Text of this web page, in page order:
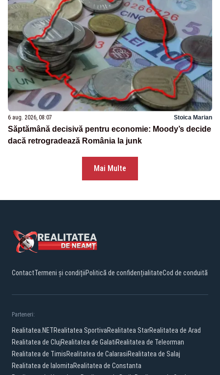
6 aug. 2026, 08:07 Stoica Marian
Săptămână decisivă pentru economie: Moody’s decide
dacă retrogradează România la junk
Mai Multe
ContactTermeni și condițiiPolitică de confidențialitateCod de conduită
Parteneri:
Realitatea.NETRealitatea SportivaRealitatea StarRealitatea de Arad
Realitatea de ClujRealitatea de GalatiRealitatea de Teleorman
Realitatea de TimisRealitatea de CalarasiRealitatea de Salaj
Realitatea de IalomitaRealitatea de Constanta